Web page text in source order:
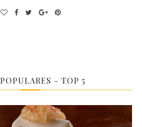
– TOP 5